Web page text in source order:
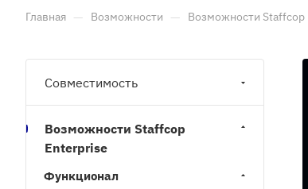
Главная — Возможности — Возможности Staffcop
Совместимость
Возможности Staffcop
Enterprise
Функционал